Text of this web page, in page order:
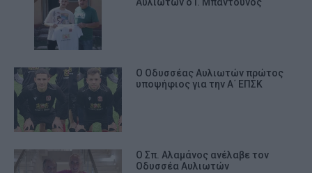
Ο Οδυσσέας Αυλιωτών πρώτος
υποψήφιος για την Α΄ ΕΠΣΚ
Ο Σπ. Αλαμάνος ανέλαβε τον
Οδυσσέα Αυλιωτών